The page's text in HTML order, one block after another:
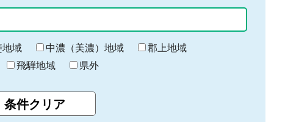
地域 中濃（美濃）地域
郡上地域
飛騨地域 県外